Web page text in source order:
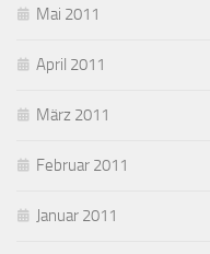
Mai 2011
April 2011
März 2011
Februar 2011
Januar 2011